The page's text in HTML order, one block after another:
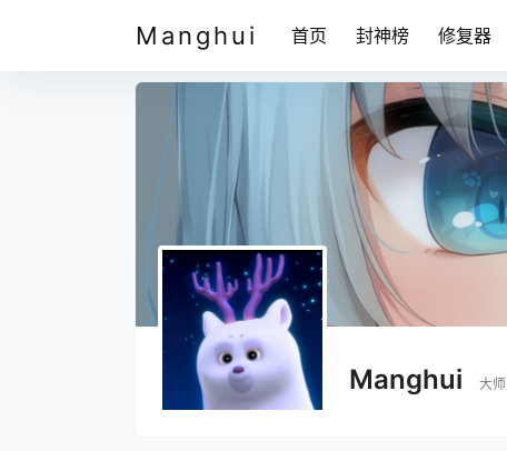
Manghui 首页 封神榜 修复器
Manghui 大师